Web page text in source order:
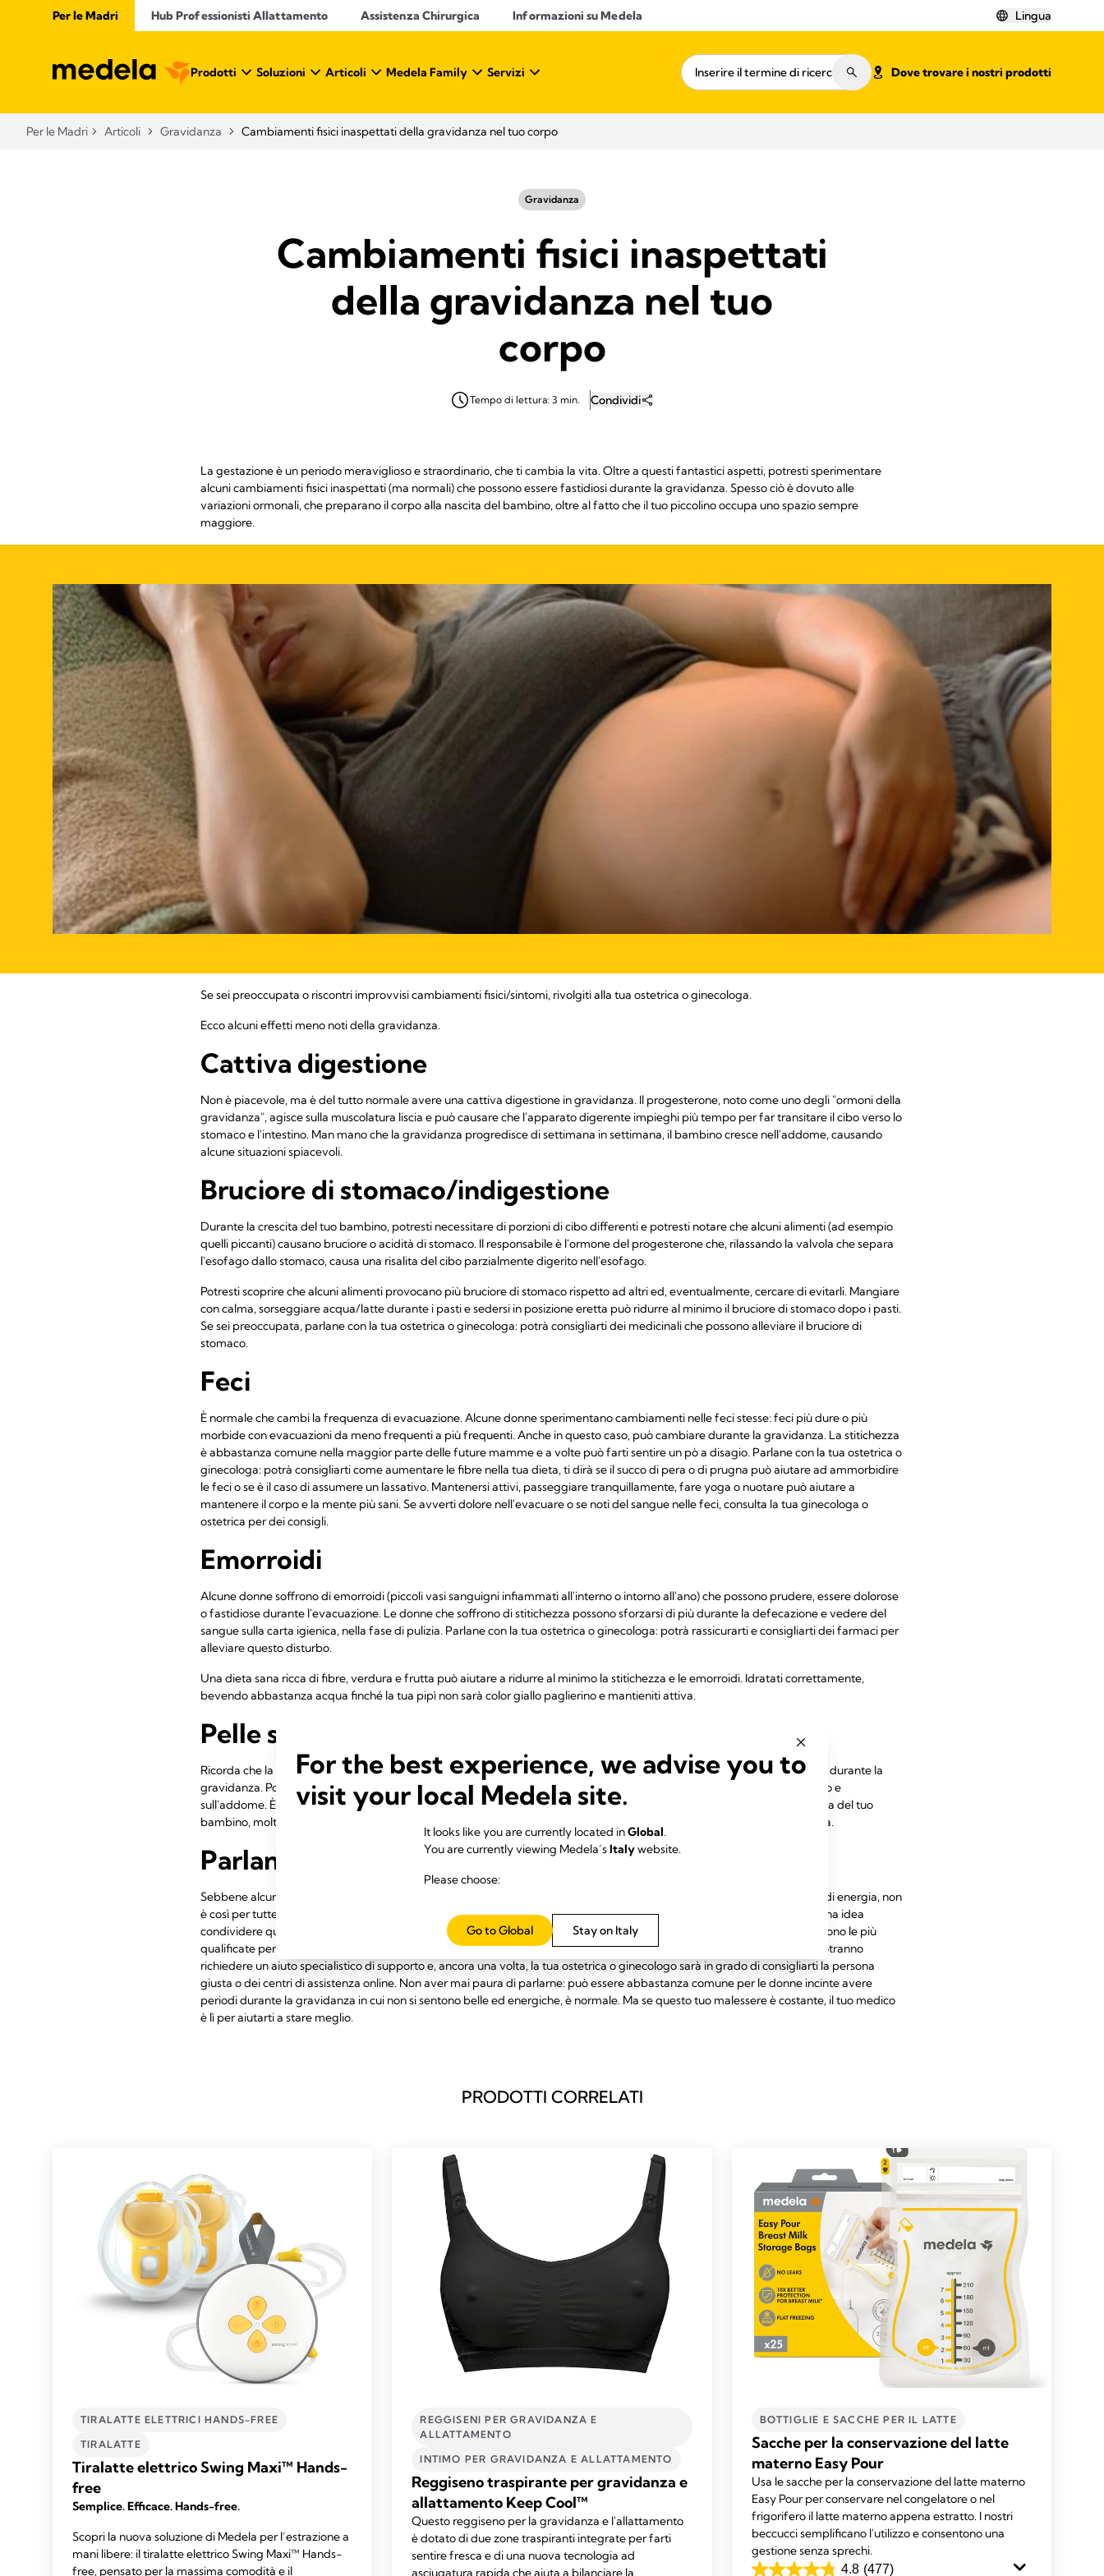
Per le Madri Hub Professionisti Allattamento​ Assistenza Chirurgica Informazioni su Medela Lingua
Prodotti Soluzioni Articoli Medela Family Servizi Dove trovare i nostri prodotti
Per le Madri Articoli Gravidanza Cambiamenti fisici inaspettati della gravidanza nel tuo corpo
Gravidanza
Cambiamenti fisici inaspettati
della gravidanza nel tuo
corpo
Tempo di lettura: 3 min. Condividi
La gestazione è un periodo meraviglioso e straordinario, che ti cambia la vita. Oltre a questi fantastici aspetti, potresti sperimentare
alcuni cambiamenti fisici inaspettati (ma normali) che possono essere fastidiosi durante la gravidanza. Spesso ciò è dovuto alle
variazioni ormonali, che preparano il corpo alla nascita del bambino, oltre al fatto che il tuo piccolino occupa uno spazio sempre
maggiore.
Se sei preoccupata o riscontri improvvisi cambiamenti fisici/sintomi, rivolgiti alla tua ostetrica o ginecologa.
Ecco alcuni effetti meno noti della gravidanza.
Cattiva digestione
Non è piacevole, ma è del tutto normale avere una cattiva digestione in gravidanza. Il progesterone, noto come uno degli "ormoni della
gravidanza", agisce sulla muscolatura liscia e può causare che l'apparato digerente impieghi più tempo per far transitare il cibo verso lo
stomaco e l'intestino. Man mano che la gravidanza progredisce di settimana in settimana, il bambino cresce nell'addome, causando
alcune situazioni spiacevoli.
Bruciore di stomaco/indigestione
Durante la crescita del tuo bambino, potresti necessitare di porzioni di cibo differenti e potresti notare che alcuni alimenti (ad esempio
quelli piccanti) causano bruciore o acidità di stomaco. Il responsabile è l'ormone del progesterone che, rilassando la valvola che separa
l'esofago dallo stomaco, causa una risalita del cibo parzialmente digerito nell'esofago.
Potresti scoprire che alcuni alimenti provocano più bruciore di stomaco rispetto ad altri ed, eventualmente, cercare di evitarli. Mangiare
con calma, sorseggiare acqua/latte durante i pasti e sedersi in posizione eretta può ridurre al minimo il bruciore di stomaco dopo i pasti.
Se sei preoccupata, parlane con la tua ostetrica o ginecologa: potrà consigliarti dei medicinali che possono alleviare il bruciore di
stomaco.
Feci
È normale che cambi la frequenza di evacuazione. Alcune donne sperimentano cambiamenti nelle feci stesse: feci più dure o più
morbide con evacuazioni da meno frequenti a più frequenti. Anche in questo caso, può cambiare durante la gravidanza. La stitichezza
è abbastanza comune nella maggior parte delle future mamme e a volte può farti sentire un pò a disagio. Parlane con la tua ostetrica o
ginecologa: potrà consigliarti come aumentare le fibre nella tua dieta, ti dirà se il succo di pera o di prugna può aiutare ad ammorbidire
le feci o se è il caso di assumere un lassativo. Mantenersi attivi, passeggiare tranquillamente, fare yoga o nuotare può aiutare a
mantenere il corpo e la mente più sani. Se avverti dolore nell'evacuare o se noti del sangue nelle feci, consulta la tua ginecologa o
ostetrica per dei consigli.
Emorroidi
Alcune donne soffrono di emorroidi (piccoli vasi sanguigni infiammati all'interno o intorno all'ano) che possono prudere, essere dolorose
o fastidiose durante l'evacuazione. Le donne che soffrono di stitichezza possono sforzarsi di più durante la defecazione e vedere del
sangue sulla carta igienica, nella fase di pulizia. Parlane con la tua ostetrica o ginecologa: potrà rassicurarti e consigliarti dei farmaci per
alleviare questo disturbo.
Una dieta sana ricca di fibre, verdura e frutta può aiutare a ridurre al minimo la stitichezza e le emorroidi. Idratati correttamente,
bevendo abbastanza acqua finché la tua pipì non sarà color giallo paglierino e mantieniti attiva.
Pelle secca, eruzioni cutanee e macchie
Ricorda che la pelle è l'organo più grande del corpo, quindi non è un mistero il motivo per cui può subire dei cambiamenti durante la
gravidanza. Potresti notare la comparsa di acne, macchie ruvide o secche oppure aree di pigmentazione più scure sul viso e
sull'addome. È anche molto comune che aumentino i peli su pancia, mento, braccia e altre zone. Pochi mesi dopo la nascita del tuo
bambino, molto probabilmente perderai questa peluria che si è formata a causa dei cambiamenti ormonali in gravidanza.
Parlane con il tuo medico
Sebbene alcune donne si sentano benissimo durante la gravidanza, sfoggiando una pelle luminosa e sentendosi cariche di energia, non
è così per tutte. Se per te essere incinta è fisicamente poco piacevole o ti senti più stressata e ansiosa del solito, è una buona idea
condividere queste emozioni con la tua ostetrica o ginecologa. Hanno assistito molte donne nelle tue stesse condizioni e sono le più
qualificate per essere in grado di darti alcuni consigli che possono aiutarti a farti sentire meglio. Alcune future mamme potranno
richiedere un aiuto specialistico di supporto e, ancora una volta, la tua ostetrica o ginecologo sarà in grado di consigliarti la persona
giusta o dei centri di assistenza online. Non aver mai paura di parlarne: può essere abbastanza comune per le donne incinte avere
periodi durante la gravidanza in cui non si sentono belle ed energiche, è normale. Ma se questo tuo malessere è costante, il tuo medico
è lì per aiutarti a stare meglio.
PRODOTTI CORRELATI
TIRALATTE ELETTRICI HANDS-FREE
TIRALATTE
Tiralatte elettrico Swing Maxi™ Hands-
free
Semplice. Efficace. Hands-free.
Scopri la nuova soluzione di Medela per l’estrazione a
mani libere: il tiralatte elettrico Swing Maxi™ Hands-
free, pensato per la massima comodità e il
REGGISENI PER GRAVIDANZA E
ALLATTAMENTO
INTIMO PER GRAVIDANZA E ALLATTAMENTO
Reggiseno traspirante per gravidanza e
allattamento Keep Cool™
Questo reggiseno per la gravidanza e l'allattamento
è dotato di due zone traspiranti integrate per farti
sentire fresca e di una nuova tecnologia ad
asciugatura rapida che aiuta a bilanciare la
BOTTIGLIE E SACCHE PER IL LATTE​
Sacche per la conservazione del latte
materno Easy Pour
Usa le sacche per la conservazione del latte materno
Easy Pour per conservare nel congelatore o nel
frigorifero il latte materno appena estratto. I nostri
beccucci semplificano l'utilizzo e consentono una
gestione senza sprechi.
4.8 (477)
For the best experience, we advise you to
visit your local Medela site.
It looks like you are currently located inGlobal.
You are currently viewing Medela’sItalywebsite.
Please choose:
Stay on Italy
Go to Global